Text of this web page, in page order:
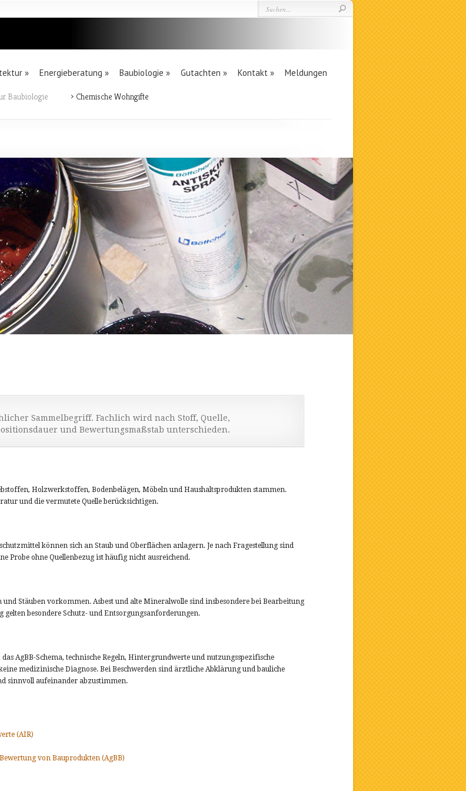
» Energieberatung » Baubiologie » Gutachten » Kontakt » Meldungen
Baubiologie > Chemische Wohngifte
Sammelbegriff. Fachlich wird nach Stoff, Quelle,
und Bewertungsmaßstab unterschieden.
Holzwerkstoffen, Bodenbelägen, Möbeln und Haushaltsprodukten stammen.
und die vermutete Quelle berücksichtigen.
können sich an Staub und Oberflächen anlagern. Je nach Fragestellung sind
Probe ohne Quellenbezug ist häufig nicht ausreichend.
Stäuben vorkommen. Asbest und alte Mineralwolle sind insbesondere bei Bearbeitung
besondere Schutz- und Entsorgungsanforderungen.
AgBB-Schema, technische Regeln, Hintergrundwerte und nutzungsspezifische
medizinische Diagnose. Bei Beschwerden sind ärztliche Abklärung und bauliche
sinnvoll aufeinander abzustimmen.
(AIR)
von Bauprodukten (AgBB)